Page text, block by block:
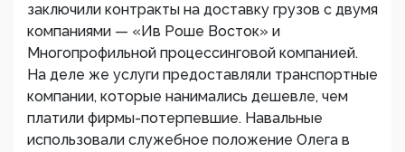
заключили контракты на доставку грузов с двумя
компаниями — «Ив Роше Восток» и
Многопрофильной процессинговой компанией.
На деле же услуги предоставляли транспортные
компании, которые нанимались дешевле, чем
платили фирмы-потерпевшие. Навальные
использовали служебное положение Олега в